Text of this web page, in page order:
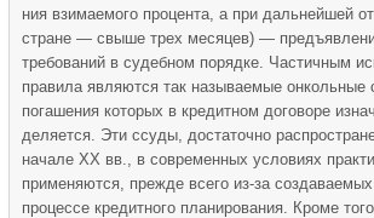
ния взимаемого процента, а при дальнейшей
стране — свыше трех месяцев) —
требований в судебном порядке. Частичным
правила являются так называемые онкольные
погашения которых в кредитном договоре
деляется. Эти ссуды, достаточно
начале XX вв., в современных условиях
применяются, прежде всего из-за
процессе кредитного планирования. Кроме